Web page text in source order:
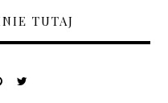
TUTAJ